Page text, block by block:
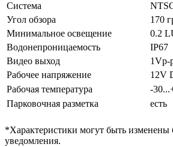
Система
Угол обзора
170
Минимальное освещение
0.2
Водонепроницаемость
IP67
Видео выход
1Vp-
Рабочее напряжение
12V
Рабочая температура
-
Парковочная разметка
есть
*Характеристики могут быть изменены
уведомления.